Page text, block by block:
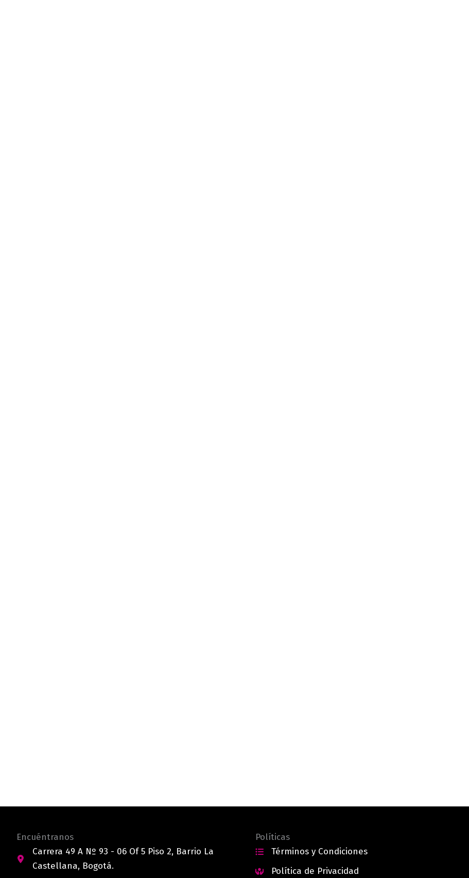
Encuéntranos
Carrera 49 A Nº 93 - 06 Of 5 Piso 2, Barrio La
Castellana, Bogotá.
Políticas
Términos y Condiciones
Política de Privacidad